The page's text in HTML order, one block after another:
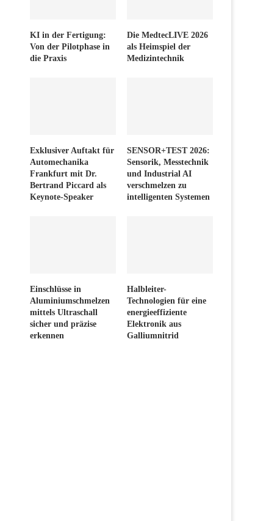
KI in der Fertigung:
Von der Pilotphase in
die Praxis
Die MedtecLIVE 2026
als Heimspiel der
Medizintechnik
Exklusiver Auftakt für
Automechanika
Frankfurt mit Dr.
Bertrand Piccard als
Keynote-Speaker
SENSOR+TEST 2026:
Sensorik, Messtechnik
und Industrial AI
verschmelzen zu
intelligenten Systemen
Einschlüsse in
Aluminiumschmelzen
mittels Ultraschall
sicher und präzise
erkennen
Halbleiter-
Technologien für eine
energieeffiziente
Elektronik aus
Galliumnitrid